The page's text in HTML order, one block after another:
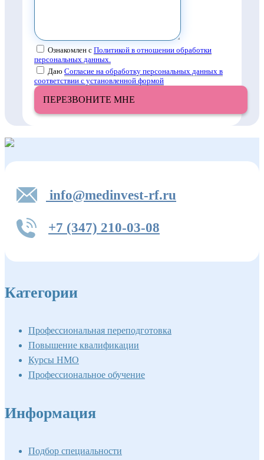
Ознакомлен с Политикой в отношении обработки
персональных данных.
Даю Согласие на обработку персональных данных в
соответствии с установленной формой
ПЕРЕЗВОНИТЕ МНЕ
info@medinvest-rf.ru
+7 (347) 210-03-08
Категории
Профессиональная переподготовка
Повышение квалификации
Курсы НМО
Профессиональное обучение
Информация
Подбор специальности